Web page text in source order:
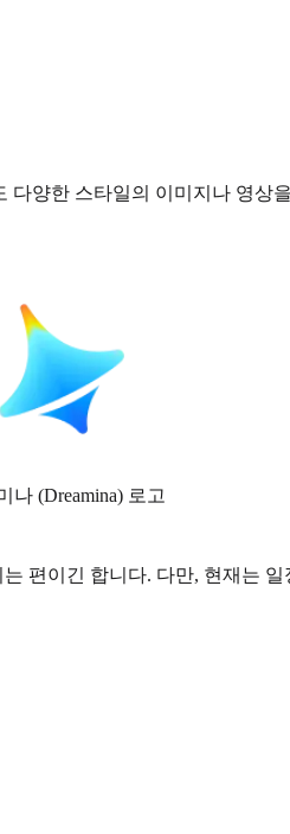
양한 스타일의 이미지나 영상
나 (Dreamina) 로고
편이긴 합니다. 다만, 현재는